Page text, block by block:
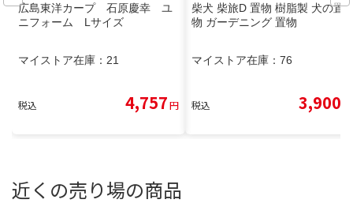
広島東洋カープ 石原慶幸 ユ
ニフォーム Lサイズ
マイストア在庫： 21
税込 4,757円
柴犬 柴旅D 置物 樹脂製 犬の置
物 ガーデニング 置物
マイストア在庫： 76
税込 3,900
近くの売り場の商品